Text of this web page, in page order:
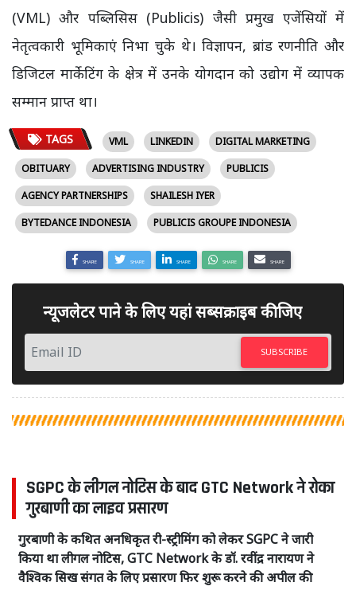
(VML) और पब्लिसिस (Publicis) जैसी प्रमुख एजेंसियों में
नेतृत्वकारी भूमिकाएं निभा चुके थे। विज्ञापन, ब्रांड रणनीति और
डिजिटल मार्केटिंग के क्षेत्र में उनके योगदान को उद्योग में व्यापक
सम्मान प्राप्त था।
TAGS VML LINKEDIN
DIGITAL MARKETING
OBITUARY
ADVERTISING INDUSTRY
PUBLICIS
AGENCY PARTNERSHIPS
SHAILESH IYER
BYTEDANCE INDONESIA
PUBLICIS GROUPE INDONESIA
SHARE SHARE SHARE SHARE SHARE
न्यूजलेटर पाने के लिए यहां सब्सक्राइब कीजिए
SUBSCRIBE
SGPC के लीगल नोटिस के बाद GTC Network ने रोका
गुरबाणी का लाइव प्रसारण
गुरबाणी के कथित अनधिकृत री-स्ट्रीमिंग को लेकर SGPC ने जारी
किया था लीगल नोटिस, GTC Network के डॉ. रवींद्र नारायण ने
वैश्विक सिख संगत के लिए प्रसारण फिर शुरू करने की अपील की